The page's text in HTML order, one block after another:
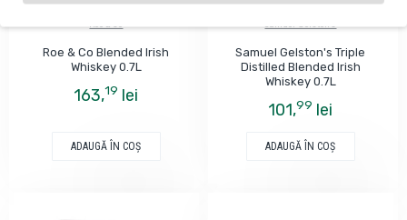
Roe & Co Blended Irish
Whiskey 0.7L
163,19 lei
ADAUGĂ ÎN COŞ
Samuel Gelston's Triple
Distilled Blended Irish
Whiskey 0.7L
101,99 lei
ADAUGĂ ÎN COŞ